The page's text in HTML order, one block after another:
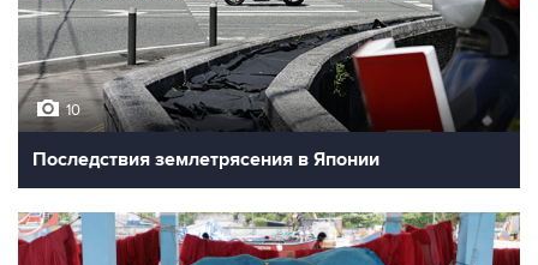
10
Последствия землетрясения в Японии